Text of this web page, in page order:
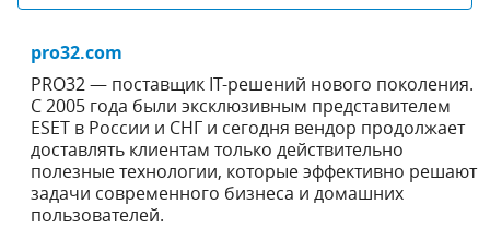
pro32.com
PRO32 — поставщик IT-решений нового поколения.
С 2005 года были эксклюзивным представителем
ESET в России и СНГ и сегодня вендор продолжает
доставлять клиентам только действительно
полезные технологии, которые эффективно решают
задачи современного бизнеса и домашних
пользователей.